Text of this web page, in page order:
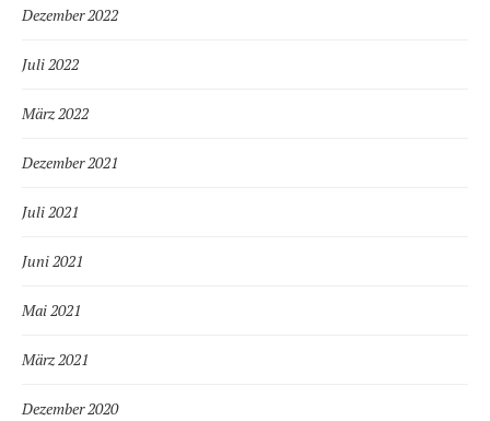
Dezember 2022
Juli 2022
März 2022
Dezember 2021
Juli 2021
Juni 2021
Mai 2021
März 2021
Dezember 2020